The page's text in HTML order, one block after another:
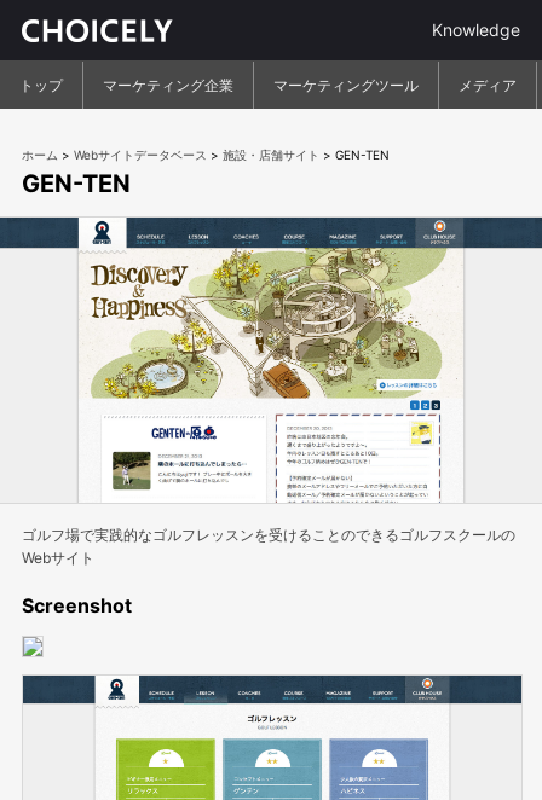
Knowledge
トップ マーケティング企業 マーケティングツール メディア
ホーム > Webサイトデータベース > 施設・店舗サイト > GEN-TEN
GEN-TEN
ゴルフ場で実践的なゴルフレッスンを受けることのできるゴルフスクールの
Webサイト
Screenshot